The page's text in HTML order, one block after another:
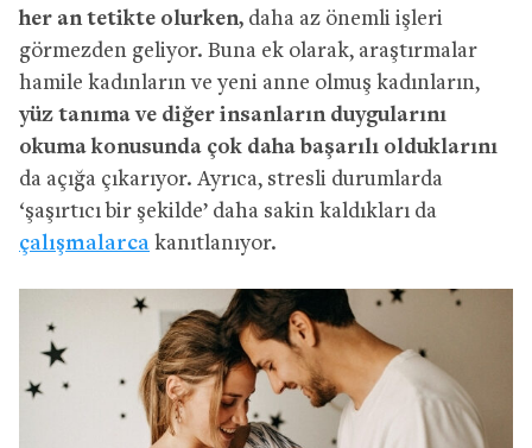
her an tetikte olurken, daha az önemli işleri
görmezden geliyor. Buna ek olarak, araştırmalar
hamile kadınların ve yeni anne olmuş kadınların,
yüz tanıma ve diğer insanların duygularını
okuma konusunda çok daha başarılı olduklarını
da açığa çıkarıyor. Ayrıca, stresli durumlarda
‘şaşırtıcı bir şekilde’ daha sakin kaldıkları da
çalışmalarca kanıtlanıyor.